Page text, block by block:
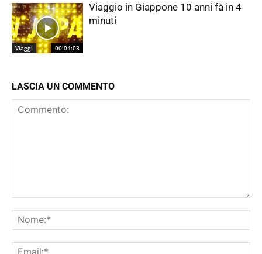
Viaggi 00:04:03
Viaggio in Giappone 10 anni fà in 4
minuti
LASCIA UN COMMENTO